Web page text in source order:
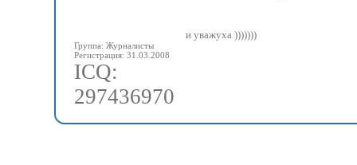
Группа: Журналисты
Регистрация: 31.03.2008
и уважуха )))))))
ICQ:
297436970